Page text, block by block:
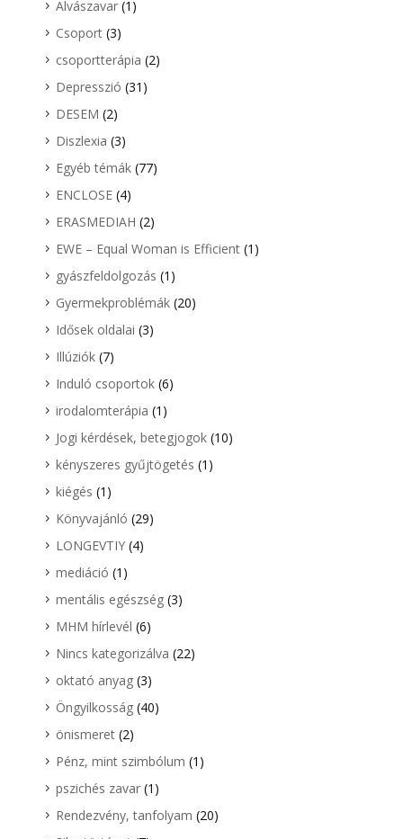
Alvászavar(1)
Csoport(3)
csoportterápia (2)
Depresszió (31)
DESEM (2)
Diszlexia (3)
Egyéb témák(77)
ENCLOSE(4)
ERASMEDIAH (2)
EWE – Equal Woman is Efficient(1)
gyászfeldolgozás (1)
Gyermekproblémák(20)
Idősek oldalai (3)
Illúziók(7)
Induló csoportok(6)
irodalomterápia (1)
Jogi kérdések, betegjogok(10)
kényszeres gyűjtögetés (1)
kiégés (1)
Könyvajánló (29)
LONGEVTIY(4)
mediáció (1)
mentális egészség(3)
MHM hírlevél (6)
Nincs kategorizálva (22)
oktató anyag(3)
Öngyilkosság(40)
önismeret(2)
Pénz, mint szimbólum (1)
pszichés zavar(1)
Rendezvény, tanfolyam (20)